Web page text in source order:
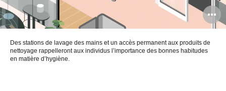
Des stations de lavage des mains et un accès permanent aux produits de
nettoyage rappelleront aux individus l’importance des bonnes habitudes
en matière d’hygiène.